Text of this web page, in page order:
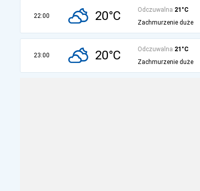
22:00 20°C Odczuwalna 21°C
Zachmurzenie duże
23:00 20°C Odczuwalna 21°C
Zachmurzenie duże